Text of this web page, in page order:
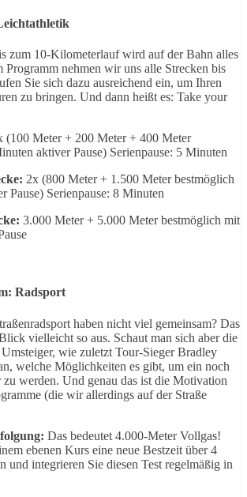
zum 10-Kilometerlauf wird auf der Bahn alles
Programm nehmen wir uns alle Strecken bis
Sie sich dazu ausreichend ein, um Ihren
zu bringen. Und dann heißt es: Take your
(100 Meter + 200 Meter + 400 Meter
aktiver Pause) Serienpause: 5 Minuten
2x (800 Meter + 1.500 Meter bestmöglich
Pause) Serienpause: 8 Minuten
3.000 Meter + 5.000 Meter bestmöglich mit
Radsport
haben nicht viel gemeinsam? Das
vielleicht so aus. Schaut man sich aber die
wie zuletzt Tour-Sieger Bradley
welche Möglichkeiten es gibt, um ein noch
zu werden. Und genau das ist die Motivation
(die wir allerdings auf der Straße
Das bedeutet 4.000-Meter Vollgas!
ebenen Kurs eine neue Bestzeit über 4
und integrieren Sie diesen Test regelmäßig in